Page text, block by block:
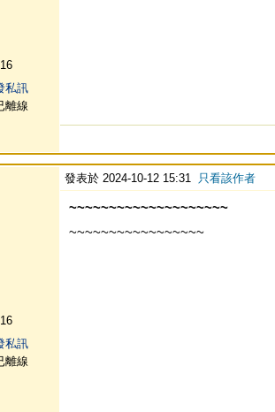
私訊
離線
私訊
離線
發表於 2024-10-12 15:31 只看該作者
~~~~~~~~~~~~~~~~~~~~
~~~~~~~~~~~~~~~~~